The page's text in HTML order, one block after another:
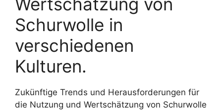
Schurwolle in
verschiedenen
Kulturen.
Zukünftige Trends und Herausforderungen für
die Nutzung und Wertschätzung von Schurwolle